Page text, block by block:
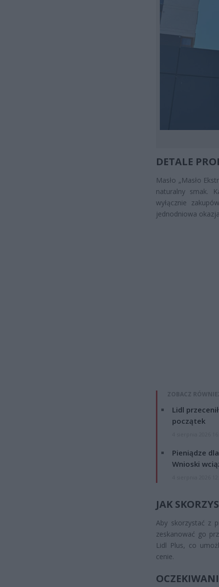
DETALE
Masło „Masło
naturalny smak.
wyłącznie
jednodniowa
ZOBACZ
Lidl
początek
Pieniądze
Wnioski
JAK
Aby skorzystać z
zeskanować go
Lidl Plus, co
cenie.